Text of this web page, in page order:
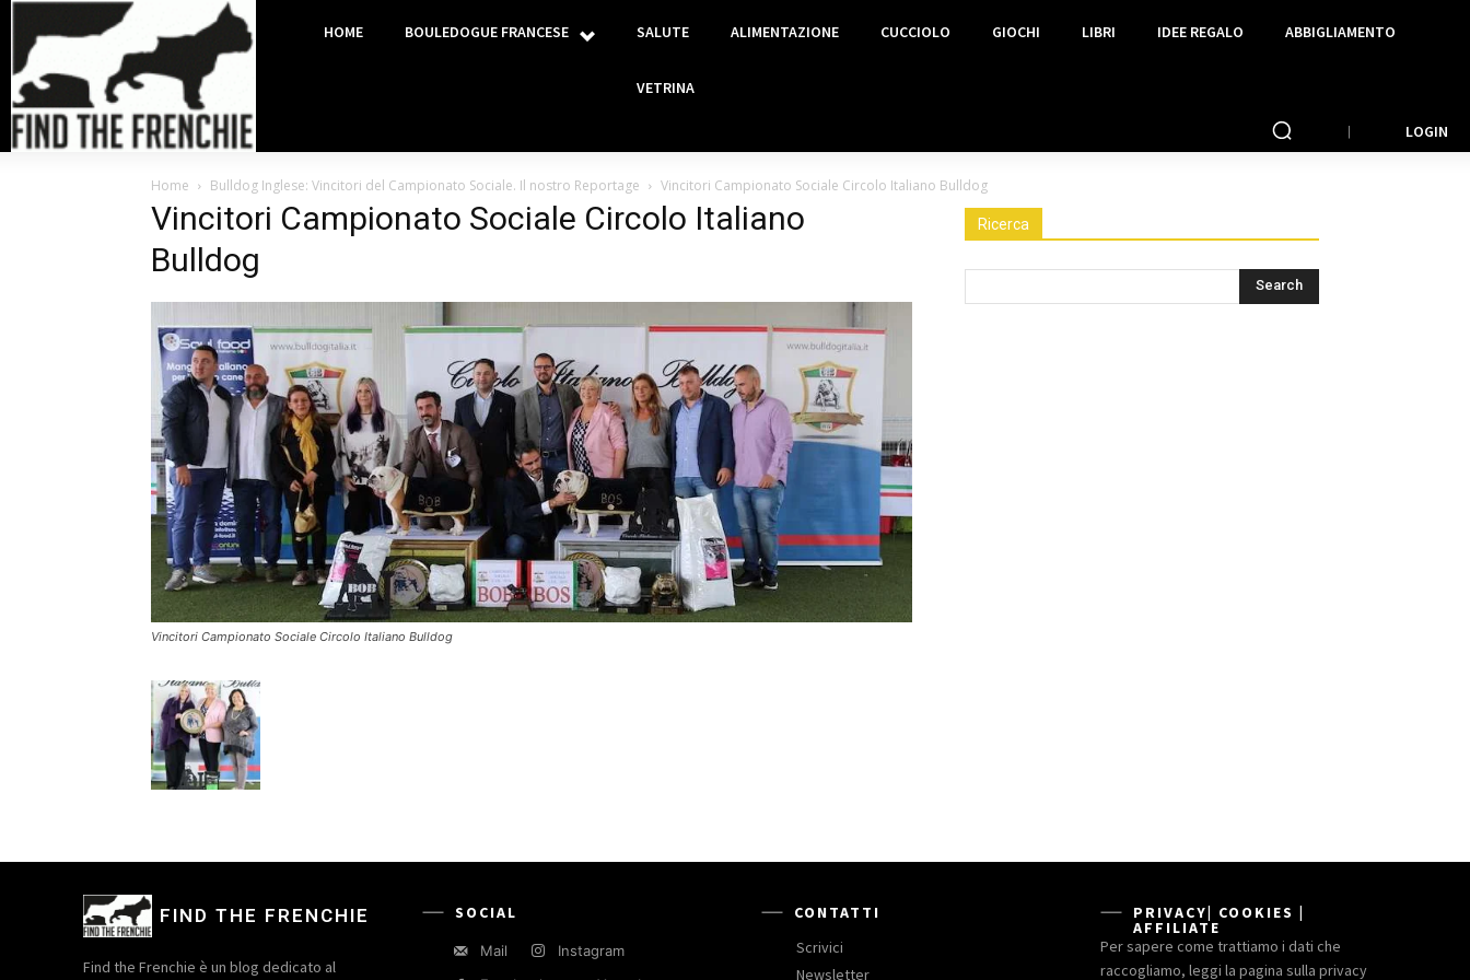
HOME BOULEDOGUE FRANCESE SALUTE ALIMENTAZIONE CUCCIOLO GIOCHI LIBRI IDEE REGALO ABBIGLIAMENTO
VETRINA
LOGIN
Home Bulldog Inglese: Vincitori del Campionato Sociale. Il nostro Reportage Vincitori Campionato Sociale Circolo Italiano Bulldog
Vincitori Campionato Sociale Circolo Italiano
Bulldog
Vincitori Campionato Sociale Circolo Italiano Bulldog
Ricerca
FIND THE FRENCHIE
Find the Frenchie è un blog dedicato al
SOCIAL
Mail
Instagram
CONTATTI
Scrivici
Newsletter
PRIVACY| COOKIES |
AFFILIATE
Per sapere come trattiamo i dati che
raccogliamo, leggi la pagina sulla privacy